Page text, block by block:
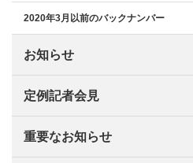
2020年3月以前のバックナンバー
お知らせ
定例記者会見
重要なお知らせ